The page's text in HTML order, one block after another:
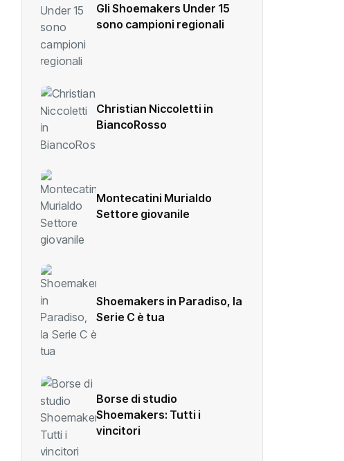
Gli Shoemakers Under 15
sono campioni regionali
Christian Niccoletti in
BiancoRosso
Montecatini Murialdo
Settore giovanile
Shoemakers in Paradiso, la
Serie C è tua
Borse di studio
Shoemakers: Tutti i
vincitori